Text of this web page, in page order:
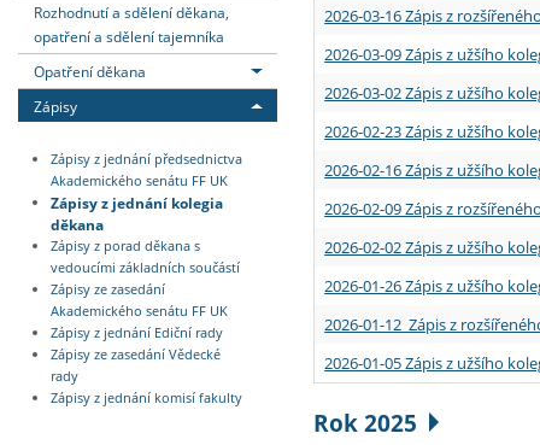
Rozhodnutí a sdělení děkana,
opatření a sdělení tajemníka
Opatření děkana
Zápisy
Zápisy z jednání předsednictva
Akademického senátu FF UK
Zápisy z jednání kolegia
děkana
Zápisy z porad děkana s
vedoucími základních součástí
Zápisy ze zasedání
Akademického senátu FF UK
Zápisy z jednání Ediční rady
Zápisy ze zasedání Vědecké
rady
Zápisy z jednání komisí fakulty
2026-03-16 Zápis z
2026-03-09 Zápis z užšího
2026-03-02 Zápis z užšího
2026-02-23 Zápis z užšího
2026-02-16 Zápis z užšího
2026-02-09 Zápis z
2026-02-02 Zápis z užšího
2026-01-26 Zápis z užšího
2026-01-12 Zápis z
2026-01-05 Zápis z užšího
Rok 2025